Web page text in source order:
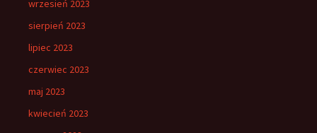
wrzesień 2023
sierpień 2023
lipiec 2023
czerwiec 2023
maj 2023
kwiecień 2023